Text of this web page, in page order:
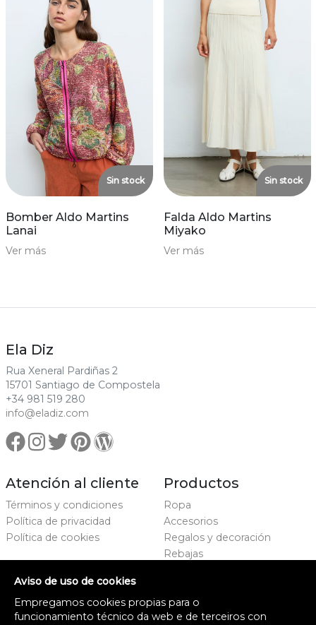
Sin stock
Bomber Aldo Martins
Lanai
Ver más
Sin stock
Falda Aldo Martins
Miyako
Ver más
Ela Diz
Rua Xeneral Pardiñas 2
15701 Santiago de Compostela
+34 981 519 280
info@eladiz.com
Atención al cliente
Términos y condiciones
Política de privacidad
Política de cookies
Productos
Ropa
Accesorios
Regalos y decoración
Rebajas
Proxecto cofinanciado
Aviso de uso de cookies
Empregamos cookies propias para o
funcionamiento técnico da web e de terceiros con